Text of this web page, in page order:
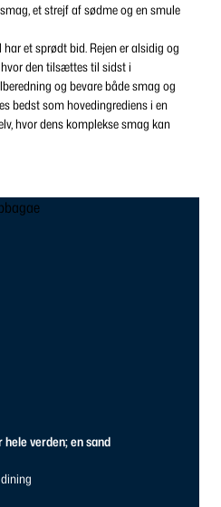
et strejf af sødme og en smule
et sprødt bid. Rejen er alsidig og
den tilsættes til sidst i
og bevare både smag og
bedst som hovedingrediens i en
hvor dens komplekse smag kan
verden; en sand